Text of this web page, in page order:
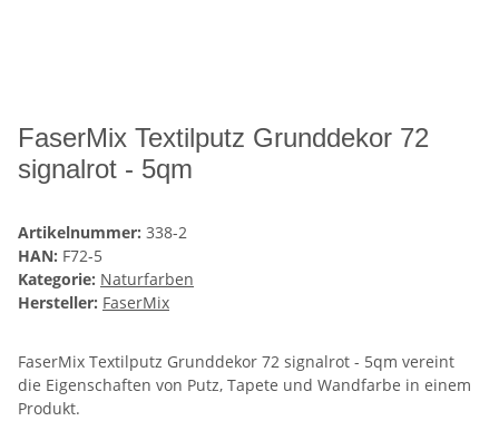
FaserMix Textilputz Grunddekor 72
signalrot - 5qm
Artikelnummer: 338-2
HAN: F72-5
Kategorie: Naturfarben
Hersteller: FaserMix
FaserMix Textilputz Grunddekor 72 signalrot - 5qm vereint
die Eigenschaften von Putz, Tapete und Wandfarbe in einem
Produkt.